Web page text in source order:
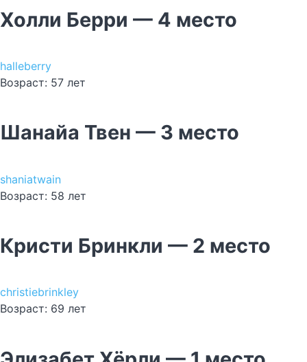
Холли Берри — 4 место
halleberry
Возраст: 57 лет
Шанайа Твен — 3 место
shaniatwain
Возраст: 58 лет
Кристи Бринкли — 2 место
christiebrinkley
Возраст: 69 лет